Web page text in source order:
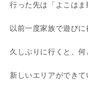
行った先は「よこはま
以前一度家族で遊びに
久しぶりに行くと、何
新しいエリアができて